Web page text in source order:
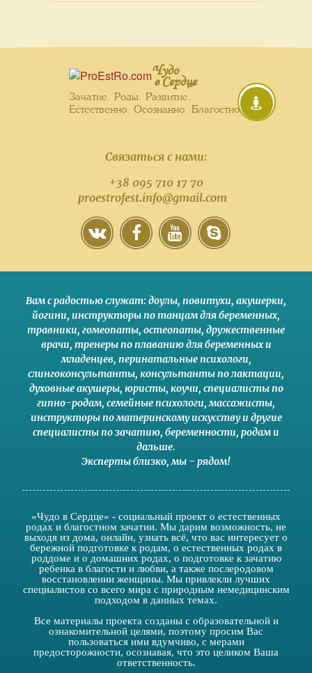
Чудо
в Сердце
Зачатие. Роды. Развитие.
Естественно. Осознанно. Благостно.
Связаться с нами:
+38 095 710 17 70
proestrofest.info@gmail.com
Вам с радостью служат:доулы, повитухи, акушерки,
йогини, инструкторы по танцам для беременных,
травники, гомеопаты, остеопаты, дружественные
врачи, тренеры по плаванию для беременных и
младенцев, перинатальные психологи,
слингоконсультанты, консультанты по лактации,
духовные акушеры, юристы, коучи, специалисты по
гипно-родам, семейные психологи,массажисты,
инструкторы по материнскому искусствуи другие
специалисты по зачатию, беременности, родами
дальше.
Эксперты близко,мы - рядом!
«Чудо в Сердце» - социальный проект о естественных
родах и благостном зачатии. Мы дарим возможность, не
выходя из дома, онлайн, узнать всё, что вас интересует о
бережной подготовке к родам, о естественных родах в
роддоме и о домашних родах, о подготовке к зачатию
ребенка в благости и любви, а также послеродовом
восстановлении женщины. Мы привлекли лучших
специалистов со всего мира с природным немедицинским
подходом в данных темах.
Все материалы проекта созданы с образовательной и
ознакомительной целями, поэтому просим Вас
пользоваться ими вдумчиво, с мерами
предосторожности, осознавая, что это целиком Ваша
ответственность.